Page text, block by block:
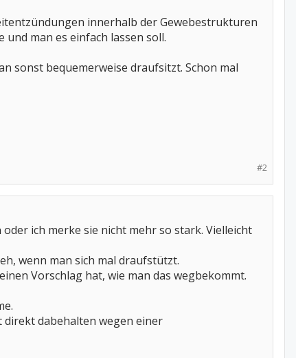
innerhalb der Gewebestrukturen
man es einfach lassen soll.
sonst bequemerweise draufsitzt. Schon mal
#2
ich merke sie nicht mehr so stark. Vielleicht
wenn man sich mal draufstützt.
Vorschlag hat, wie man das wegbekommt.
direkt dabehalten wegen einer